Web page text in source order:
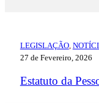
LEGISLAÇÃO,
27 de Fevereiro, 2026
Estatuto da